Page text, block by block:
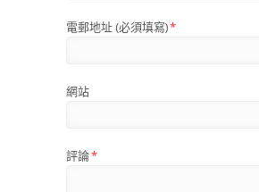
電郵地址 (必須填寫)*
網站
評論*